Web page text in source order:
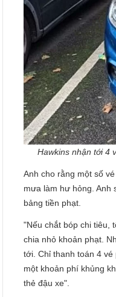
Hawkins nhận tới 4
Anh cho rằng một số
mưa làm hư hỏng. Anh
bảng tiền phạt.
"Nếu chắt bóp chi tiêu,
chia nhỏ khoản phạt.
tới. Chỉ thanh toán 4
một khoản phí khủng
thẻ đậu xe".